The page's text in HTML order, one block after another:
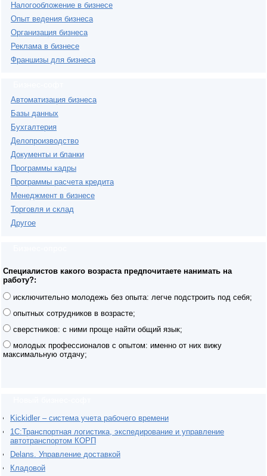
Налогообложение в бизнесе
Опыт ведения бизнеса
Организация бизнеса
Реклама в бизнесе
Франшизы для бизнеса
Автоматизация бизнеса
Базы данных
Бухгалтерия
Делопроизводство
Документы и бланки
Программы кадры
Программы расчета кредита
Менеджмент в бизнесе
Торговля и склад
Другое
Специалистов какого возраста предпочитаете нанимать на
работу?:
исключительно молодежь без опыта: легче подстроить под себя;
опытных сотрудников в возрасте;
сверстников: с ними проще найти общий язык;
молодых профессионалов с опытом: именно от них вижу
максимальную отдачу;
Kickidler – система учета рабочего времени
1С:Транспортная логистика, экспедирование и управление
автотранспортом КОРП
Delans. Управление доставкой
Кладовой